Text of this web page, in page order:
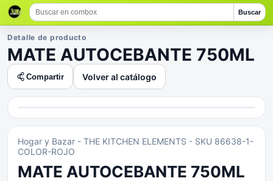
Buscar
Detalle de producto
MATE AUTOCEBANTE 750ML
Compartir Volver al catálogo
Hogar y Bazar - THE KITCHEN ELEMENTS - SKU 86638-1-
COLOR-ROJO
MATE AUTOCEBANTE 750ML